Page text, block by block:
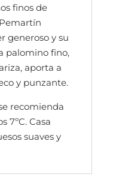
finos de
generoso y su
palomino fino,
aporta a
y punzante.
recomienda
7ºC. Casa
suaves y